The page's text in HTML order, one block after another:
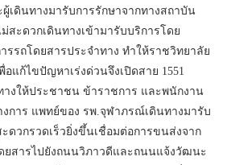
เดินทางมารับการรักษาจากทางสถาบัน
ะดวกเดินทางเข้ามารับบริการโดย
รรถโดยสารประจำทาง ทำให้ราชวิทยาลัย
แก้ไขปัญหาเร่งด่วนจึงเปิดสาย 1551
างให้ประชาชน ข้าราชการ และพนักงาน
การ แพทย์ของ รพ.จุฬาภรณ์เดินทางมารับ
ดวกรวดเร็วยิ่งขึ้นเชื่อมต่อการขนส่งจาก
ยสารไปยังถนนวิภาวดีและถนนแจ้งวัฒนะ